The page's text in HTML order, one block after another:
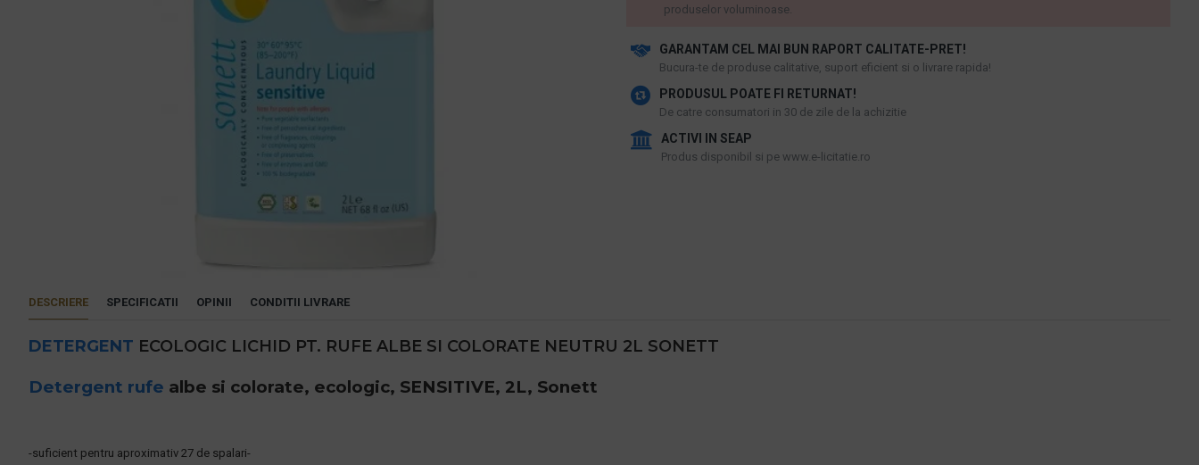
GARANTAM CEL MAI BUN RAPORT CALITATE-PRET!
​Bucura-te de produse calitative, suport eficient si o livrare rapida!
PRODUSUL POATE FI RETURNAT!
De catre consumatori in 30 de zile de la achizitie
ACTIVI IN SEAP
Produs disponibil si pe www.e-licitatie.ro
produselor voluminoase.
DESCRIERE SPECIFICATII OPINII CONDITII LIVRARE
DETERGENT ECOLOGIC LICHID PT. RUFE ALBE SI COLORATE NEUTRU 2L SONETT
Detergent rufe albe si colorate, ecologic, SENSITIVE, 2L, Sonett
-suficient pentru aproximativ 27 de spalari-